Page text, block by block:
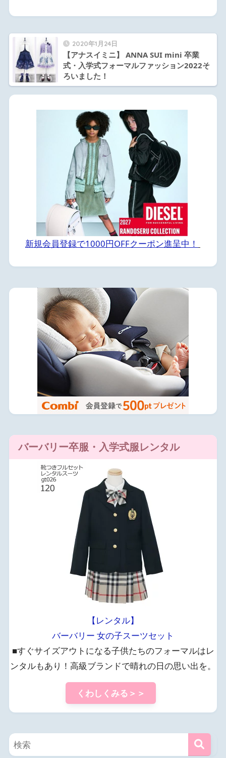
2020年1月24日
【アナスイミニ】 ANNA SUI mini 卒業
式・入学式フォーマルファッション2022そ
ろいました！
新規会員登録で1000円OFFクーポン進呈中！
バーバリー卒服・入学式服レンタル
【レンタル】
バーバリー 女の子スーツセット
■すぐサイズアウトになる子供たちのフォーマルはレ
ンタルもあり！高級ブランドで晴れの日の思い出を。
くわしくみる＞＞